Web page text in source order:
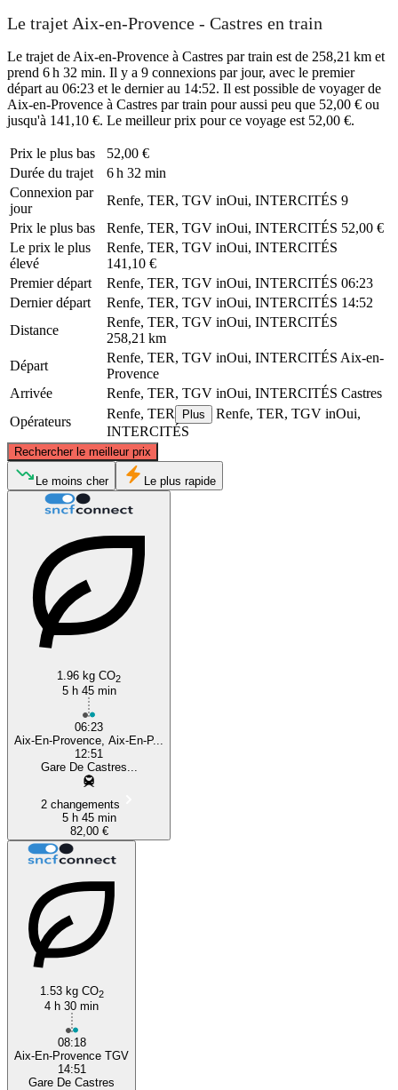
Le trajet Aix-en-Provence - Castres en train
Le trajet de Aix-en-Provence à Castres par train est de 258,21 km et
prend 6 h 32 min. Il y a 9 connexions par jour, avec le premier
départ au 06:23 et le dernier au 14:52. Il est possible de voyager de
Aix-en-Provence à Castres par train pour aussi peu que 52,00 € ou
jusqu'à 141,10 €. Le meilleur prix pour ce voyage est 52,00 €.
Prix ​​le plus bas
52,00 €
Durée du trajet
6 h 32 min
Connexion par
jour
Renfe, TER, TGV inOui, INTERCITÉS 9
Prix ​​le plus bas
Renfe, TER, TGV inOui, INTERCITÉS 52,00 €
Le prix le plus
élevé
Renfe, TER, TGV inOui, INTERCITÉS
141,10 €
Premier départ
Renfe, TER, TGV inOui, INTERCITÉS 06:23
Dernier départ
Renfe, TER, TGV inOui, INTERCITÉS 14:52
Distance
Renfe, TER, TGV inOui, INTERCITÉS
258,21 km
Départ
Renfe, TER, TGV inOui, INTERCITÉS Aix-en-
Provence
Arrivée
Renfe, TER, TGV inOui, INTERCITÉS Castres
Opérateurs
Renfe, TER Plus
Renfe, TER, TGV inOui,
INTERCITÉS
Rechercher le meilleur prix
Castres
Le moins cher Le plus rapide
1.96 kg CO2
5 h 45 min
06:23
Aix-En-Provence, Aix-En-P...
12:51
Gare De Castres...
2 changements
5 h 45 min
82,00 €
1.53 kg CO2
4 h 30 min
08:18
Aix-En-Provence TGV
14:51
Gare De Castres